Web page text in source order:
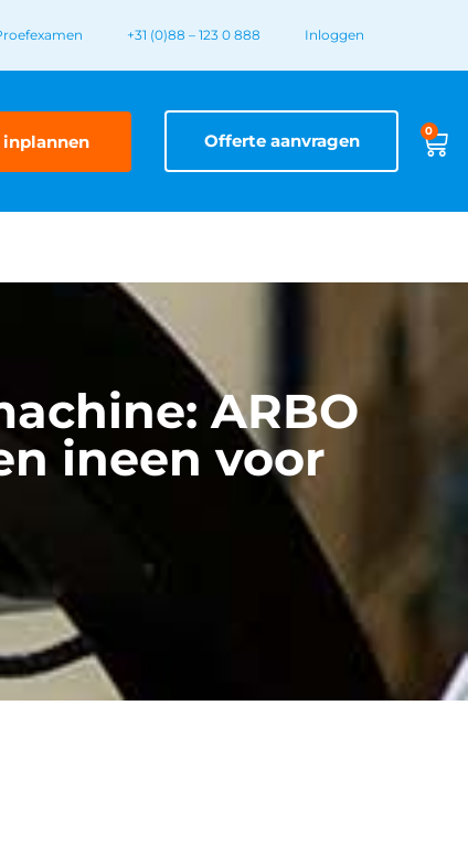
+31 (0)88 – 123 0 888 Inloggen
Offerte aanvragen 0
ARBO
ineen voor